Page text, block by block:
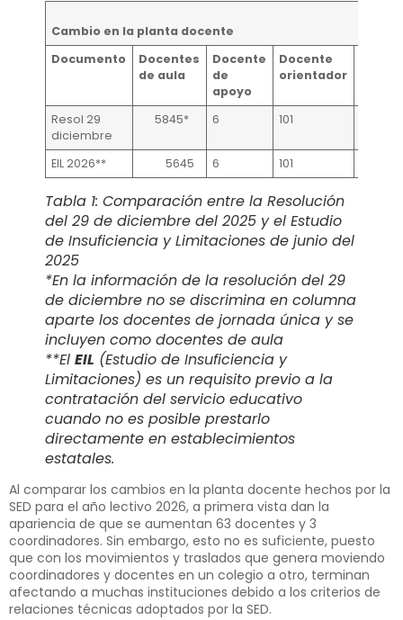
Cambio en la planta docente
Documento
Docentes
de aula
Docente
de
apoyo
Docente
orientador
Resol 29
diciembre
5845* 6 101
EIL 2026** 5645 6 101
Tabla 1: Comparación entre la Resolución
del 29 de diciembre del 2025 y el Estudio
de Insuficiencia y Limitaciones de junio del
2025
*En la información de la resolución del 29
de diciembre no se discrimina en columna
aparte los docentes de jornada única y se
incluyen como docentes de aula
**El EIL (Estudio de Insuficiencia y
Limitaciones) es un requisito previo a la
contratación del servicio educativo
cuando no es posible prestarlo
directamente en establecimientos
estatales.
Al comparar los cambios en la planta docente hechos por la
SED para el año lectivo 2026, a primera vista dan la
apariencia de que se aumentan 63 docentes y 3
coordinadores. Sin embargo, esto no es suficiente, puesto
que con los movimientos y traslados que genera moviendo
coordinadores y docentes en un colegio a otro, terminan
afectando a muchas instituciones debido a los criterios de
relaciones técnicas adoptados por la SED.